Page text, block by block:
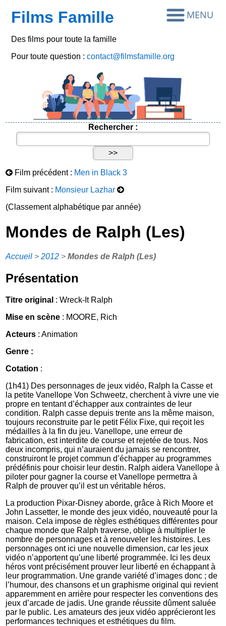
Films Famille
Des films pour toute la famille
Pour toute question :contact@filmsfamille.org
Rechercher :
Film précédent : Men in Black 3
Film suivant : Monsieur Lazhar
(Classement alphabétique par année)
Mondes de Ralph (Les)
Accueil >2012 >Mondes de Ralph (Les)
Présentation
Titre original : Wreck-It Ralph
Mise en scène : MOORE, Rich
Acteurs : Animation
Genre :
Cotation :
(1h41) Des personnages de jeux vidéo, Ralph la Casse et
la petite Vanellope Von Schweetz, cherchent à vivre une vie
propre en tentant d’échapper aux contraintes de leur
condition. Ralph casse depuis trente ans la même maison,
toujours reconstruite par le petit Félix Fixe, qui reçoit les
médailles à la fin du jeu. Vanellope, une erreur de
fabrication, est interdite de course et rejetée de tous. Nos
deux incompris, qui n’auraient du jamais se rencontrer,
construiront le projet commun d’échapper au programmes
prédéfinis pour choisir leur destin. Ralph aidera Vanellope à
piloter pour gagner la course et Vanellope permettra à
Ralph de prouver qu’il est un véritable héros.
La production Pixar-Disney aborde, grâce à Rich Moore et
John Lassetter, le monde des jeux vidéo, nouveauté pour la
maison. Cela impose de règles esthétiques différentes pour
chaque monde que Ralph traverse, oblige à multiplier le
nombre de personnages et à renouveler les histoires. Les
personnages ont ici une nouvelle dimension, car les jeux
vidéo n’apportent qu’une liberté programmée. Ici les deux
héros vont précisément prouver leur liberté en échappant à
leur programmation. Une grande variété d’images donc ; de
l’humour, des chansons et un graphisme original qui revient
apparemment en arrière pour respecter les conventions des
jeux d’arcade de jadis. Une grande réussite dûment saluée
par le public. Les amateurs des jeux vidéo apprécieront les
performances techniques et esthétiques du film.